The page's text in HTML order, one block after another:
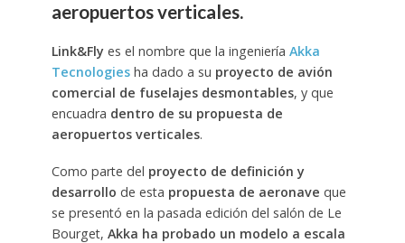
aeropuertos verticales.
Link&Flyes el nombre que la ingeniería Akka
Tecnologiesha dado a su proyecto de avión
comercial de fuselajes desmontables, y que
encuadra dentro de su propuesta de
aeropuertos verticales.
Como parte del proyecto de definición y
desarrollo de esta propuesta de aeronave que
se presentó en la pasada edición del salón de Le
Bourget, Akka ha probado un modelo a escala